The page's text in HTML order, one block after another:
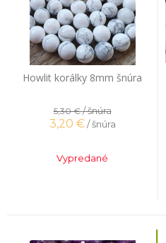
Howlit korálky 8mm šnúra
5,30 €/ šnúra
3,20 € / šnúra
Vypredané